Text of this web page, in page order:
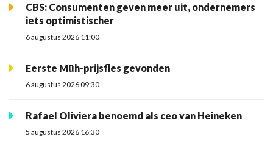
CBS: Consumenten geven meer uit, ondernemers
iets optimistischer
6 augustus 2026 11:00
Eerste Müh-prijsfles gevonden
6 augustus 2026 09:30
Rafael Oliviera benoemd als ceo van Heineken
5 augustus 2026 16:30